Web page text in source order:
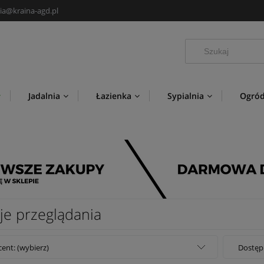
agd.pl
Jadalnia Łazienka Sypialnia
przeglądania
(wybierz)